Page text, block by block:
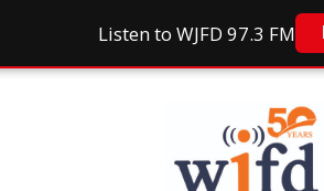
Listen to WJFD 97.3 FM